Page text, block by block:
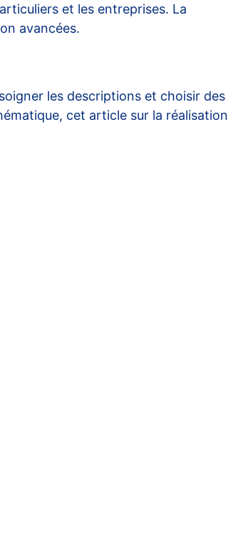
et les entreprises. La
avancées.
les descriptions et choisir des
cet article sur la réalisation